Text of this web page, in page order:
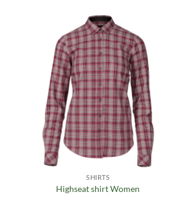
Toevoegen
aan
verlanglijst
SHIRTS
Highseat shirt Women